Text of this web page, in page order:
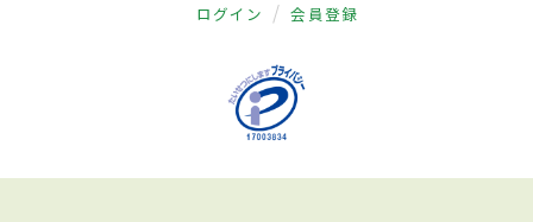
ログイン 会員登録